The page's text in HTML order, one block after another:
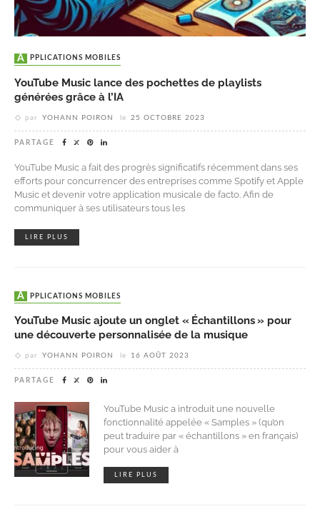
APPLICATIONS MOBILES
YouTube Music lance des pochettes de playlists
générées grâce à l’IA
par YOHANN POIRON le 25 OCTOBRE 2023
PARTAGE
YouTube Music a fait des progrès significatifs récemment dans ses
efforts pour concurrencer des entreprises comme Spotify et Apple
Music et devenir votre application musicale de facto. Afin de
communiquer à ses utilisateurs tous les
LIRE PLUS
APPLICATIONS MOBILES
YouTube Music ajoute un onglet « Échantillons » pour
une découverte personnalisée de la musique
par YOHANN POIRON le 16 AOÛT 2023
PARTAGE
YouTube Music a introduit une nouvelle
fonctionnalité appelée « Samples » (qu’on
peut traduire par « échantillons » en français)
pour vous aider à
LIRE PLUS